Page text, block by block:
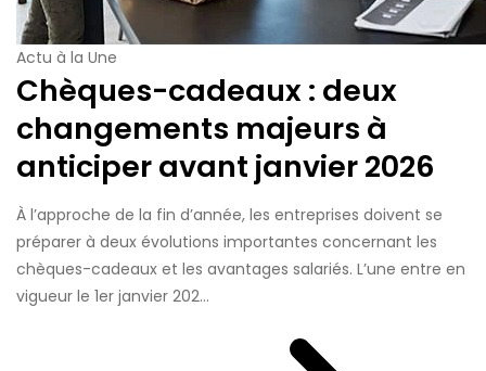
Actu à la Une
Chèques-cadeaux : deux
changements majeurs à
anticiper avant janvier 2026
À l’approche de la fin d’année, les entreprises doivent se
préparer à deux évolutions importantes concernant les
chèques-cadeaux et les avantages salariés. L’une entre en
vigueur le 1er janvier 202...